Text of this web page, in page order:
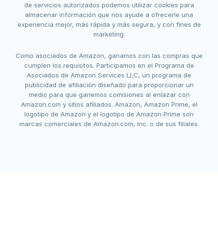
de servicios autorizados podemos utilizar cookies para
almacenar información que nos ayude a ofrecerle una
experiencia mejor, más rápida y más segura, y con fines de
marketing.
Como asociados de Amazon, ganamos con las compras que
cumplen los requisitos. Participamos en el Programa de
Asociados de Amazon Services LLC, un programa de
publicidad de afiliación diseñado para proporcionar un
medio para que ganemos comisiones al enlazar con
Amazon.com y sitios afiliados. Amazon, Amazon Prime, el
logotipo de Amazon y el logotipo de Amazon Prime son
marcas comerciales de Amazon.com, Inc. o de sus filiales.